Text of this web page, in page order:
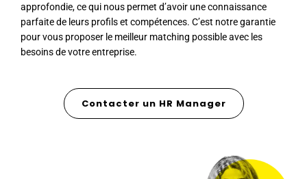
approfondie, ce qui nous permet d’avoir une connaissance
parfaite de leurs profils et compétences. C’est notre garantie
pour vous proposer le meilleur matching possible avec les
besoins de votre entreprise.
Contacter un HR Manager